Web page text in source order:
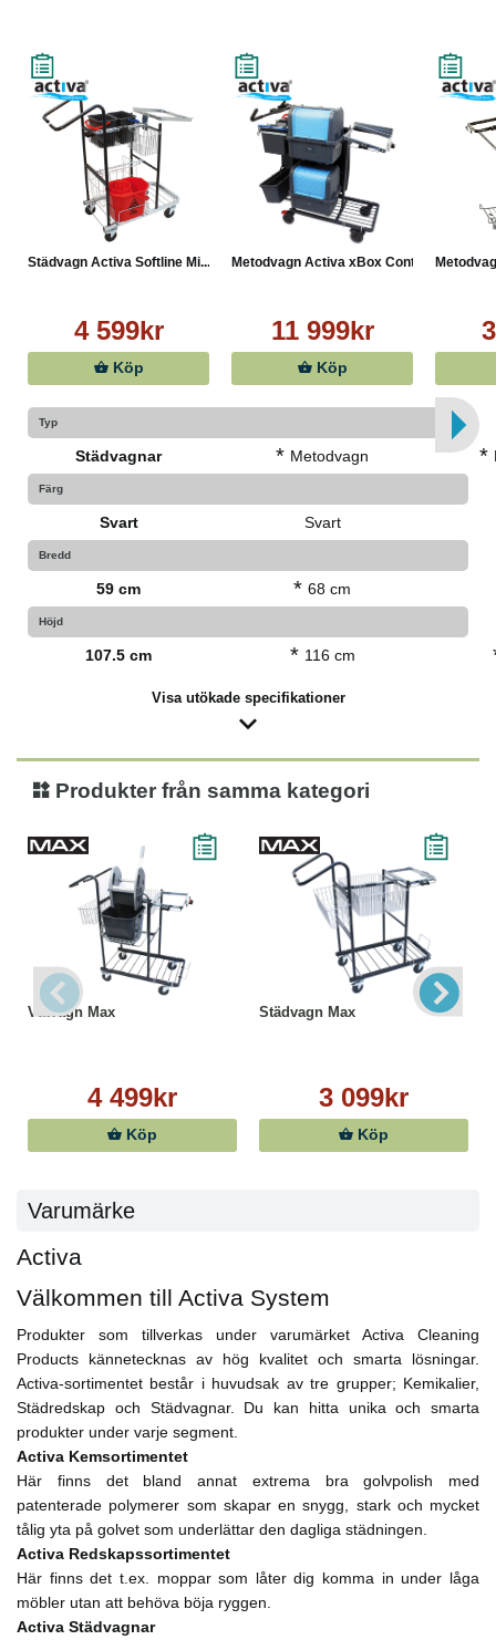
Städvagn Activa Softline Mi...
4 599kr
Köp
Metodvagn Activa xBox Control
11 999kr
Köp
Typ
Städvagnar * Metodvagn *
Färg
Svart Svart
Bredd
59 cm * 68 cm
Höjd
107.5 cm * 116 cm
Visa utökade specifikationer
Produkter från samma kategori
Våtvagn Max
4 499kr
Köp
Städvagn Max
3 099kr
Köp
Varumärke
Activa
Välkommen till Activa System
Produkter som tillverkas under varumärket Activa Cleaning
Products kännetecknas av hög kvalitet och smarta lösningar.
Activa-sortimentet består i huvudsak av tre grupper; Kemikalier,
Städredskap och Städvagnar. Du kan hitta unika och smarta
produkter under varje segment.
Activa Kemsortimentet
Här finns det bland annat extrema bra golvpolish med
patenterade polymerer som skapar en snygg, stark och mycket
tålig yta på golvet som underlättar den dagliga städningen.
Activa Redskapssortimentet
Här finns det t.ex. moppar som låter dig komma in under låga
möbler utan att behöva böja ryggen.
Activa Städvagnar